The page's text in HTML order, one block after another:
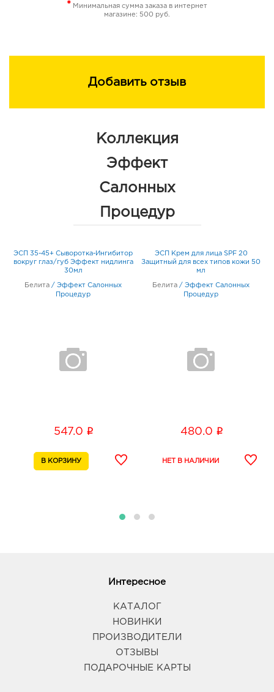
* Минимальная сумма заказа в интернет
магазине: 500 руб.
Добавить отзыв
Коллекция
Эффект
Салонных
Процедур
ЭСП 35-45+ Сыворотка-Ингибитор
вокруг глаз/губ Эффект нидлинга
30мл
Белита / Эффект Салонных
Процедур
547.0 i
ЭСП Крем для лица SPF 20
Защитный для всех типов кожи 50
мл
Белита / Эффект Салонных
Процедур
480.0 i
Интересное
КАТАЛОГ
НОВИНКИ
ПРОИЗВОДИТЕЛИ
ОТЗЫВЫ
ПОДАРОЧНЫЕ КАРТЫ